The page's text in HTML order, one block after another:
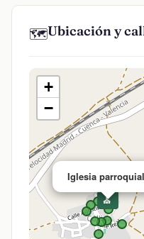
🗺️Ubicación y
⛪
Iglesia parroquial
+
−